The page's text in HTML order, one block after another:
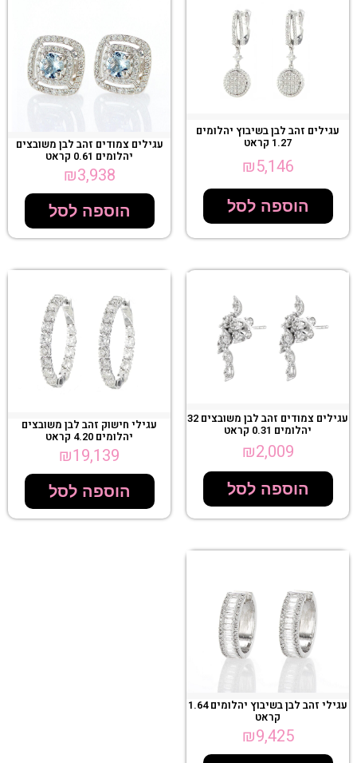
עגילים זהב לבן בשיבוץ יהלומים
1.27 קראט
₪5,146
הוספה לסל
עגילים צמודים זהב לבן משובצים
יהלומים 0.61 קראט
₪3,938
הוספה לסל
עגילים צמודים זהב לבן משובצים 32
יהלומים 0.31 קראט
₪2,009
הוספה לסל
עגילי חישוק זהב לבן משובצים
יהלומים 4.20 קראט
₪19,139
הוספה לסל
עגילי זהב לבן בשיבוץ יהלומים 1.64
קראט
₪9,425